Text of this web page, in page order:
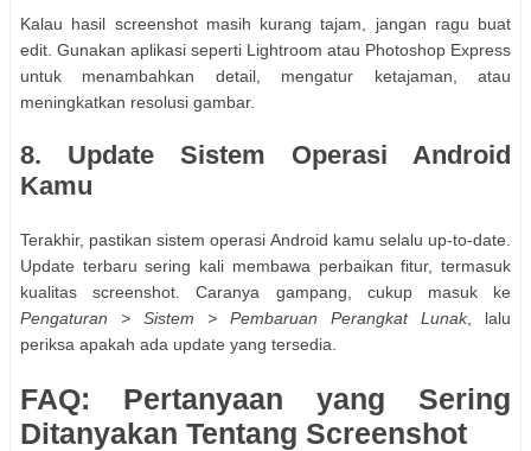
Kalau hasil screenshot masih kurang tajam, jangan ragu buat
edit. Gunakan aplikasi seperti Lightroom atau Photoshop Express
untuk menambahkan detail, mengatur ketajaman, atau
meningkatkan resolusi gambar.
8. Update Sistem Operasi Android
Kamu
Terakhir, pastikan sistem operasi Android kamu selalu up-to-date.
Update terbaru sering kali membawa perbaikan fitur, termasuk
kualitas screenshot. Caranya gampang, cukup masuk ke
Pengaturan > Sistem > Pembaruan Perangkat Lunak, lalu
periksa apakah ada update yang tersedia.
FAQ: Pertanyaan yang Sering
Ditanyakan Tentang Screenshot